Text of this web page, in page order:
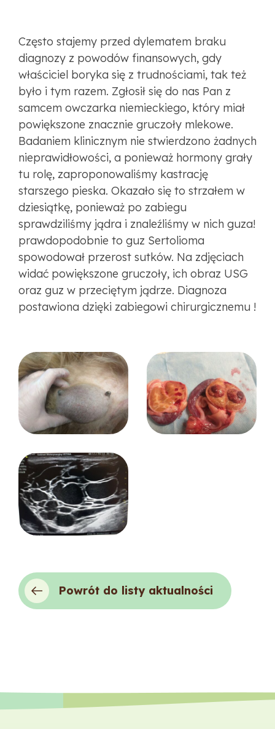
Często stajemy przed dylematem braku
diagnozy z powodów finansowych, gdy
właściciel boryka się z trudnościami, tak też
było i tym razem. Zgłosił się do nas Pan z
samcem owczarka niemieckiego, który miał
powiększone znacznie gruczoły mlekowe.
Badaniem klinicznym nie stwierdzono żadnych
nieprawidłowości, a ponieważ hormony grały
tu rolę, zaproponowaliśmy kastrację
starszego pieska. Okazało się to strzałem w
dziesiątkę, ponieważ po zabiegu
sprawdziliśmy jądra i znaleźliśmy w nich guza!
prawdopodobnie to guz Sertolioma
spowodował przerost sutków. Na zdjęciach
widać powiększone gruczoły, ich obraz USG
oraz guz w przeciętym jądrze. Diagnoza
postawiona dzięki zabiegowi chirurgicznemu !
Powrót do listy aktualności